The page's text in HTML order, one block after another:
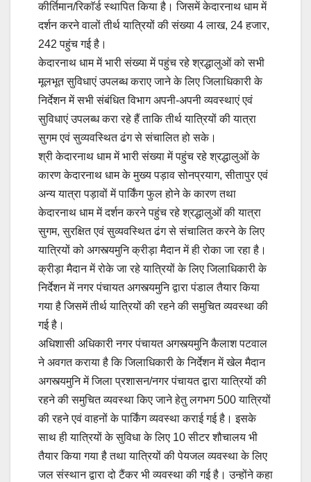
कीर्तिमान/रिकाॅर्ड स्थापित किया है। जिसमें केदारनाथ धाम में
दर्शन करने वालों तीर्थ यात्रियों की संख्या 4 लाख, 24 हजार,
242 पहुंच गई है।
केदारनाथ धाम में भारी संख्या में पहुंच रहे श्रद्धालुओं को सभी
मूलभूत सुविधाएं उपलब्ध कराए जाने के लिए जिलाधिकारी के
निर्देशन में सभी संबंधित विभाग अपनी-अपनी व्यवस्थाएं एवं
सुविधाएं उपलब्ध करा रहे हैं ताकि तीर्थ यात्रियों की यात्रा
सुगम एवं सुव्यवस्थित ढंग से संचालित हो सके।
श्री केदारनाथ धाम में भारी संख्या में पहुंच रहे श्रद्धालुओं के
कारण केदारनाथ धाम के मुख्य पड़ाव सोनप्रयाग, सीतापुर एवं
अन्य यात्रा पड़ावों में पार्किंग फुल होने के कारण तथा
केदारनाथ धाम में दर्शन करने पहुंच रहे श्रद्धालुओं की यात्रा
सुगम, सुरक्षित एवं सुव्यवस्थित ढंग से संचालित करने के लिए
यात्रियों को अगस्त्यमुनि क्रीड़ा मैदान में ही रोका जा रहा है।
क्रीड़ा मैदान में रोके जा रहे यात्रियों के लिए जिलाधिकारी के
निर्देशन में नगर पंचायत अगस्त्यमुनि द्वारा पंडाल तैयार किया
गया है जिसमें तीर्थ यात्रियों की रहने की समुचित व्यवस्था की
गई है।
अधिशासी अधिकारी नगर पंचायत अगस्त्यमुनि कैलाश पटवाल
ने अवगत कराया है कि जिलाधिकारी के निर्देशन में खेल मैदान
अगस्त्यमुनि में जिला प्रशासन/नगर पंचायत द्वारा यात्रियों की
रहने की समुचित व्यवस्था किए जाने हेतु लगभग 500 यात्रियों
की रहने एवं वाहनों के पार्किंग व्यवस्था कराई गई है। इसके
साथ ही यात्रियों के सुविधा के लिए 10 सीटर शौचालय भी
तैयार किया गया है तथा यात्रियों की पेयजल व्यवस्था के लिए
जल संस्थान द्वारा दो टैंकर भी व्यवस्था की गई है। उन्होंने कहा